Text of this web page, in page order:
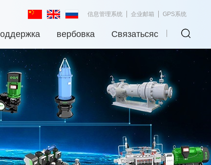
信息管理系统 企业邮箱 GPS系统
вербовка Связатьсяс